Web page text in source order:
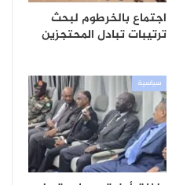
اجتماع بالخرطوم لبحث
ترتيبات تبادل المحتجزين
سياسية